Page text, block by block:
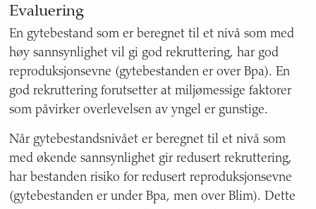
Evaluering
En gytebestand som er beregnet til et nivå som med
høy sannsynlighet vil gi god rekruttering, har god
reproduksjonsevne (gytebestanden er over Bpa). En
god rekruttering forutsetter at miljømessige faktorer
som påvirker overlevelsen av yngel er gunstige.
Når gytebestandsnivået er beregnet til et nivå som
med økende sannsynlighet gir redusert rekruttering,
har bestanden risiko for redusert reproduksjonsevne
(gytebestanden er under Bpa, men over Blim). Dette